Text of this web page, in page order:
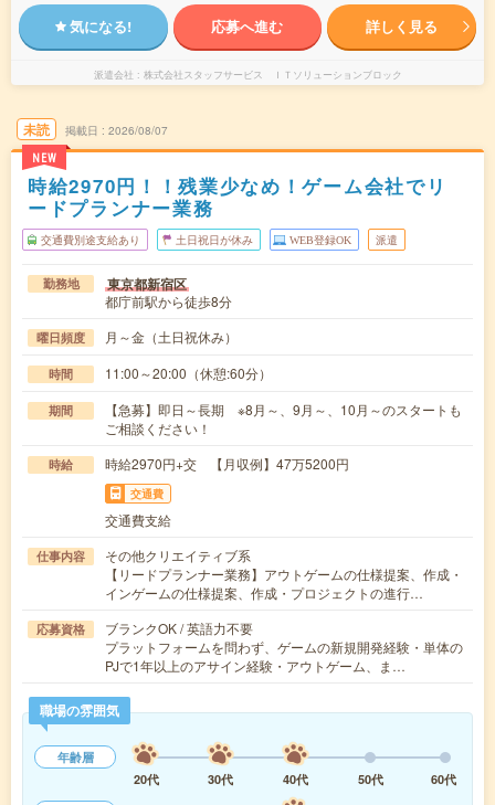
気になる! 応募へ進む 詳しく見る
派遣会社 株式会社スタッフサービス ＩＴソリューションブロック
未読
NEW
掲載日 2026/08/07
時給2970円！！残業少なめ！ゲーム会社でリ
ードプランナー業務
交通費別途支給あり 土日祝日が休み WEB登録OK 派遣
勤務地 東京都新宿区
都庁前駅から徒歩8分
曜日頻度 月～金（土日祝休み）
時間 11:00～20:00（休憩:60分）
期間
【急募】即日～長期 ※8月～、9月～、10月～のスタートも
ご相談ください！
時給 時給2970円+交 【月収例】47万5200円
交通費
交通費支給
仕事内容
その他クリエイティブ系
【リードプランナー業務】アウトゲームの仕様提案、作成・
インゲームの仕様提案、作成・プロジェクトの進行…
応募資格
ブランクOK / 英語力不要
プラットフォームを問わず、ゲームの新規開発経験・単体の
PJで1年以上のアサイン経験・アウトゲーム、ま…
職場の雰囲気
年齢層
20代
30代 40代 50代
60代